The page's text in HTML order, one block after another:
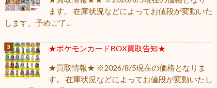
ます。 在庫状況などによってお値段が変動いた
します。予めご了...
★ポケモンカードBOX買取告知★
★買取情報★ ※2026/8/5現在の価格となりま
す。 在庫状況などによってお値段が変動いたし